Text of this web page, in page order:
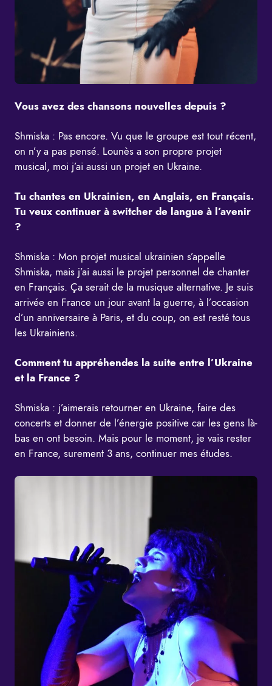
Vous avez des chansons nouvelles depuis ?
Shmiska : Pas encore. Vu que le groupe est tout récent,
on n’y a pas pensé. Lounès a son propre projet
musical, moi j’ai aussi un projet en Ukraine.
Tu chantes en Ukrainien, en Anglais, en Français.
Tu veux continuer à switcher de langue à l’avenir
?
Shmiska : Mon projet musical ukrainien s’appelle
Shmiska, mais j’ai aussi le projet personnel de chanter
en Français. Ça serait de la musique alternative. Je suis
arrivée en France un jour avant la guerre, à l’occasion
d’un anniversaire à Paris, et du coup, on est resté tous
les Ukrainiens.
Comment tu appréhendes la suite entre l’Ukraine
et la France ?
Shmiska : j’aimerais retourner en Ukraine, faire des
concerts et donner de l’énergie positive car les gens là-
bas en ont besoin. Mais pour le moment, je vais rester
en France, surement 3 ans, continuer mes études.